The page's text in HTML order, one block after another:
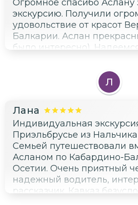
Огромное спасибо
экскурсию. Получили
удовольствие от красот
Балкарии. Аслан
было интересно).
обязательно с Асланом
места прекрасного
спасибо Вам за
Л
Лана
Индивидуальная
Приэльбрусье из Нальчика
Семьей путешествовали
Асланом по Кабардино-
Осетии. Очень приятный
надежный водитель,
рассказчик. Кавказ